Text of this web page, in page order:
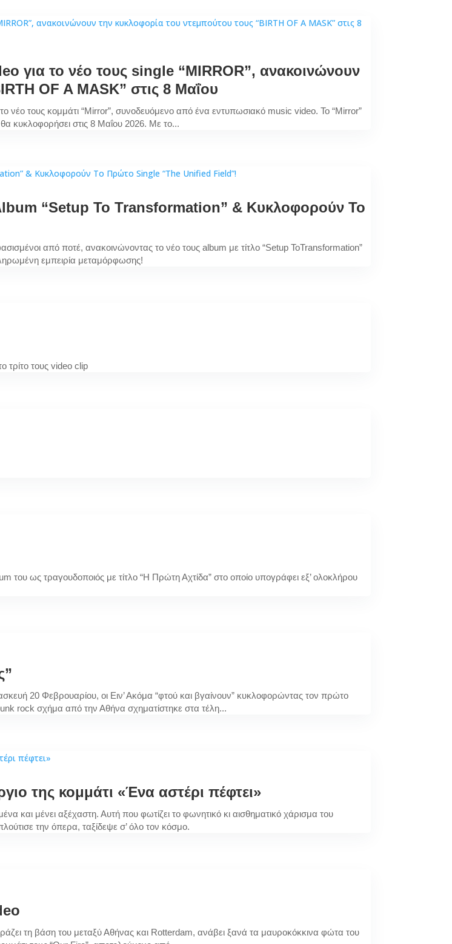
για το νέο τους single “MIRROR”, ανακοινώνουν
OF A MASK” στις 8 Μαΐου
τους κομμάτι “Mirror”, συνοδευόμενο από ένα εντυπωσιακό music video. Το “Mirror”
κυκλοφορήσει στις 8 Μαΐου 2026. Με το...
“Setup To Transformation” & Κυκλοφορούν Το
από ποτέ, ανακοινώνοντας το νέο τους album με τίτλο “Setup ToTransformation”
εμπειρία μεταμόρφωσης!
τρίτο τους video clip
του ως τραγουδοποιός με τίτλο “Η Πρώτη Αχτίδα” στο οποίο υπογράφει εξ’ ολοκλήρου
20 Φεβρουαρίου, οι Ειν’ Ακόμα “φτού και βγαίνουν” κυκλοφορώντας τον πρώτο
rock σχήμα από την Αθήνα σχηματίστηκε στα τέλη...
της κομμάτι «Ένα αστέρι πέφτει»
και μένει αξέχαστη. Αυτή που φωτίζει το φωνητικό κι αισθηματικό χάρισμα του
την όπερα, ταξίδεψε σ’ όλο τον κόσμο.
τη βάση του μεταξύ Αθήνας και Rotterdam, ανάβει ξανά τα μαυροκόκκινα φώτα του